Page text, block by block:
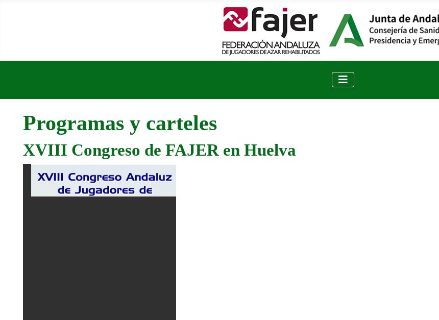
Programas y carteles
XVIII Congreso de FAJER en Huelva